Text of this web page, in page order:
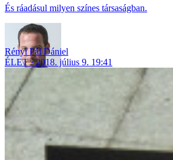
És ráadásul milyen színes társaságban.
Rényi Pál Dániel
ÉLET
2018. július 9. 19:41